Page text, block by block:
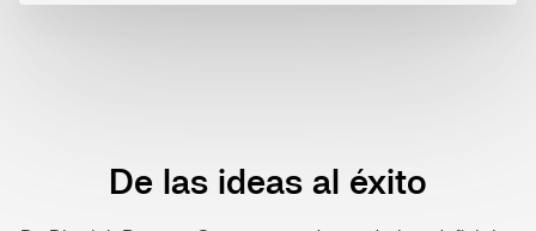
De las ideas al éxito